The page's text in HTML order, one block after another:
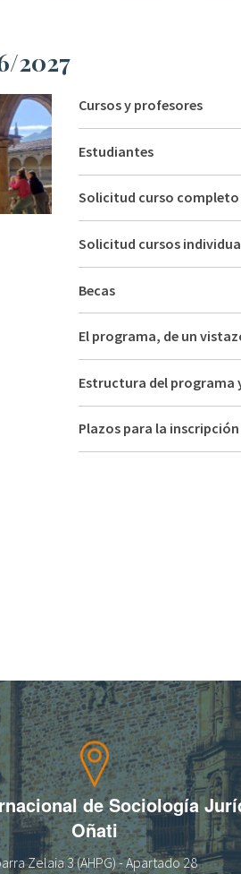
2027
Cursos y profesores
Estudiantes
Solicitud curso completo
Solicitud cursos
Becas
El programa, de un
Estructura del programa
Plazos para la inscripción
de Sociología
Oñati
Zelaia 3 (AHPG) - Apartado 28